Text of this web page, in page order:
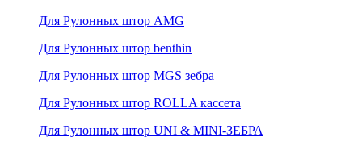
Для Рулонных штор AMG
Для Рулонных штор benthin
Для Рулонных штор MGS зебра
Для Рулонных штор ROLLA кассета
Для Рулонных штор UNI & MINI-ЗЕБРА